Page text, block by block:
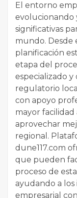
El entorno
evolucionando
significativas
mundo. Desde
planificación
etapa del
especializado
regulatorio
con apoyo
mayor facilidad
aprovechar
regional.
dune117.com
que pueden
proceso de
ayudando a los
empresarial